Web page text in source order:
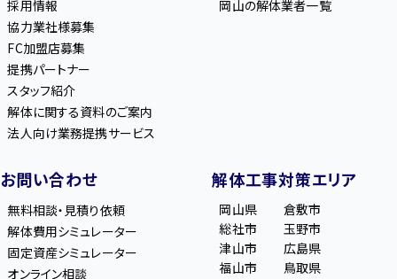
採用情報
協力業社様募集
FC加盟店募集
提携パートナー
スタッフ紹介
解体に関する資料のご案内
法人向け業務提携サービス
岡山の解体業者一覧
お問い合わせ
無料相談・見積り依頼
解体費用シミュレーター
固定資産シミュレーター
オンライン相談
解体工事対策エリア
岡山県
倉敷市
総社市
玉野市
津山市
広島県
福山市
鳥取県